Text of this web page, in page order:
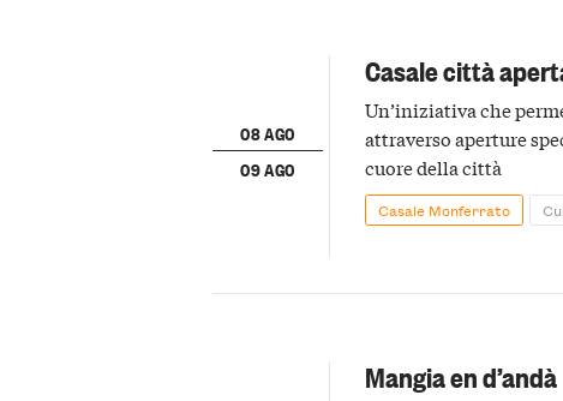
08 AGO
09 AGO
Casale città
Un’iniziativa che
attraverso aperture
cuore della città
Casale Monferrato
Mangia en d’andà